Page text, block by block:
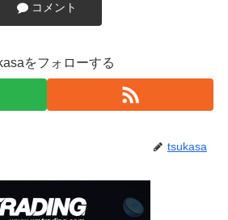
コメント
をフォローする
tsukasa